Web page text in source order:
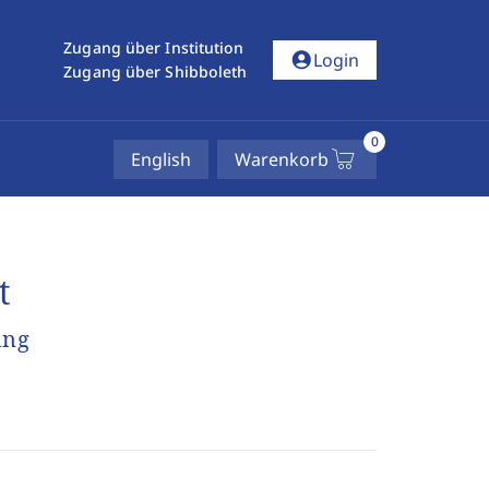
Zugang über Institution
Zugang über Shibboleth
account_circleLogin
English Warenkorb
0